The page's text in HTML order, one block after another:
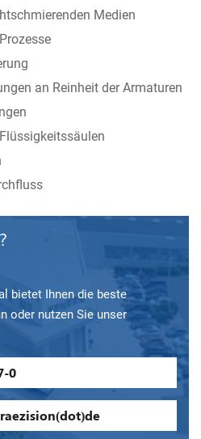
Medien
an Reinheit der Armaturen
bietet Ihnen die beste
oder nutzen Sie unser
0